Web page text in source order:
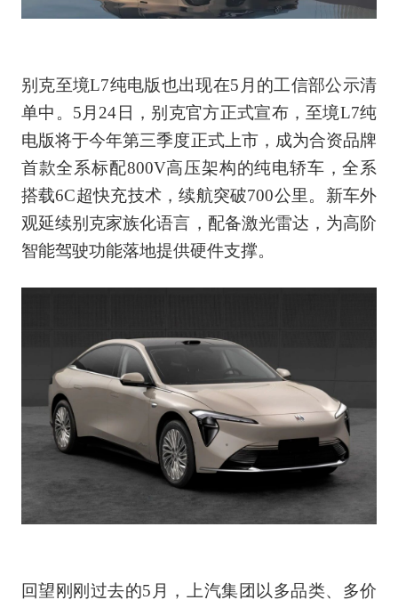
别克至境L7纯电版也出现在5月的工信部公示清
单中。5月24日，别克官方正式宣布，至境L7纯
电版将于今年第三季度正式上市，成为合资品牌
首款全系标配800V高压架构的纯电轿车，全系
搭载6C超快充技术，续航突破700公里。新车外
观延续别克家族化语言，配备激光雷达，为高阶
智能驾驶功能落地提供硬件支撑。
回望刚刚过去的5月，上汽集团以多品类、多价